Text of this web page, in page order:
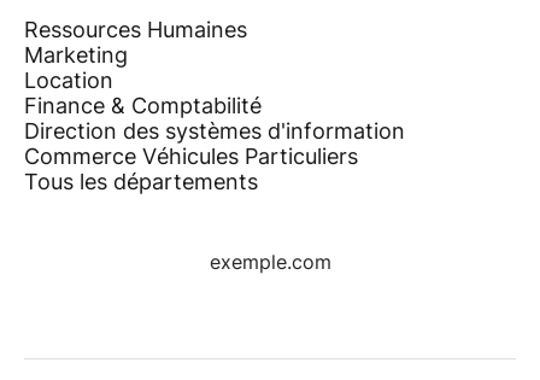
Ressources Humaines
Marketing
Location
Finance & Comptabilité
Direction des systèmes d'information
Commerce Véhicules Particuliers
Tous les départements
exemple.com